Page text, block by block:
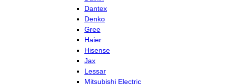
Dantex
Denko
Gree
Haier
Hisense
Jax
Lessar
Mitsubishi Electric